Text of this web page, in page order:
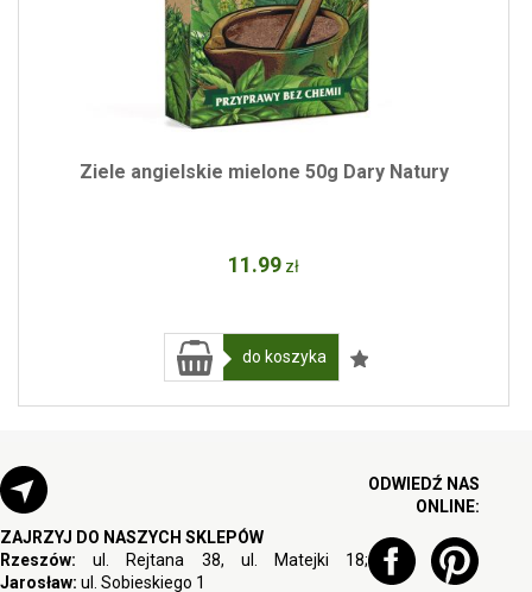
Ziele angielskie mielone 50g Dary Natury
11.99 zł
do koszyka
ZAJRZYJ DO NASZYCH SKLEPÓW
Rzeszów: ul. Rejtana 38, ul. Matejki 18;
Jarosław: ul. Sobieskiego 1
ODWIEDŹ NAS
ONLINE: